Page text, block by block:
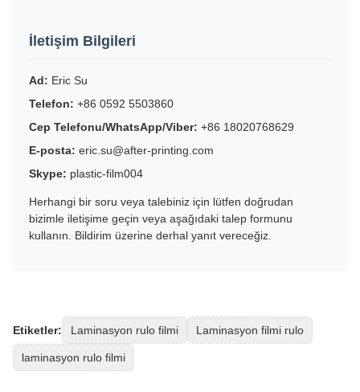
İletişim Bilgileri
Ad: Eric Su
Telefon: +86 0592 5503860
Cep Telefonu/WhatsApp/Viber: +86 18020768629
E-posta: eric.su@after-printing.com
Skype: plastic-film004
Herhangi bir soru veya talebiniz için lütfen doğrudan
bizimle iletişime geçin veya aşağıdaki talep formunu
kullanın. Bildirim üzerine derhal yanıt vereceğiz.
Etiketler: Laminasyon rulo filmi Laminasyon filmi rulo
laminasyon rulo filmi